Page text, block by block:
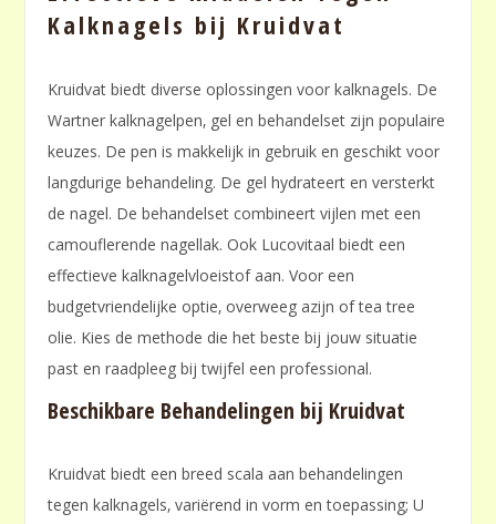
Kalknagels bij Kruidvat
Kruidvat biedt diverse oplossingen voor kalknagels. De
Wartner kalknagelpen‚ gel en behandelset zijn populaire
keuzes. De pen is makkelijk in gebruik en geschikt voor
langdurige behandeling. De gel hydrateert en versterkt
de nagel. De behandelset combineert vijlen met een
camouflerende nagellak. Ook Lucovitaal biedt een
effectieve kalknagelvloeistof aan. Voor een
budgetvriendelijke optie‚ overweeg azijn of tea tree
olie. Kies de methode die het beste bij jouw situatie
past en raadpleeg bij twijfel een professional.
Beschikbare Behandelingen bij Kruidvat
Kruidvat biedt een breed scala aan behandelingen
tegen kalknagels‚ variërend in vorm en toepassing; U